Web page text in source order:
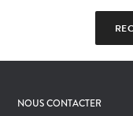
NOUS CONTACTER